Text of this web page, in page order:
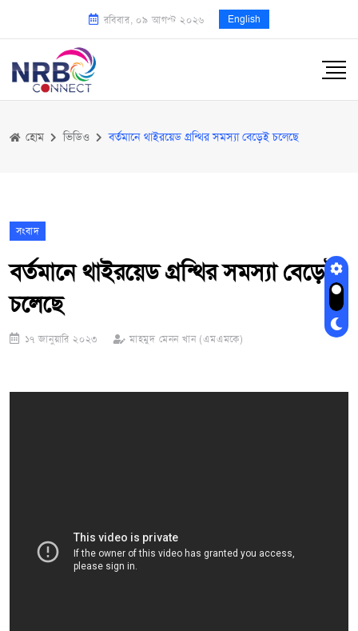
রবিবার, ০৯ আগস্ট ২০২৬ English
হোম ভিডিও বর্তমানে থাইরয়েড গ্রন্থির সমস্যা বেড়েই চলেছে
সংবাদ
বর্তমানে থাইরয়েড গ্রন্থির সমস্যা বেড়েই
চলেছে
১৭ জানুয়ারি ২০২৩ মাহমুদ মেনন খান (এমএমকে)